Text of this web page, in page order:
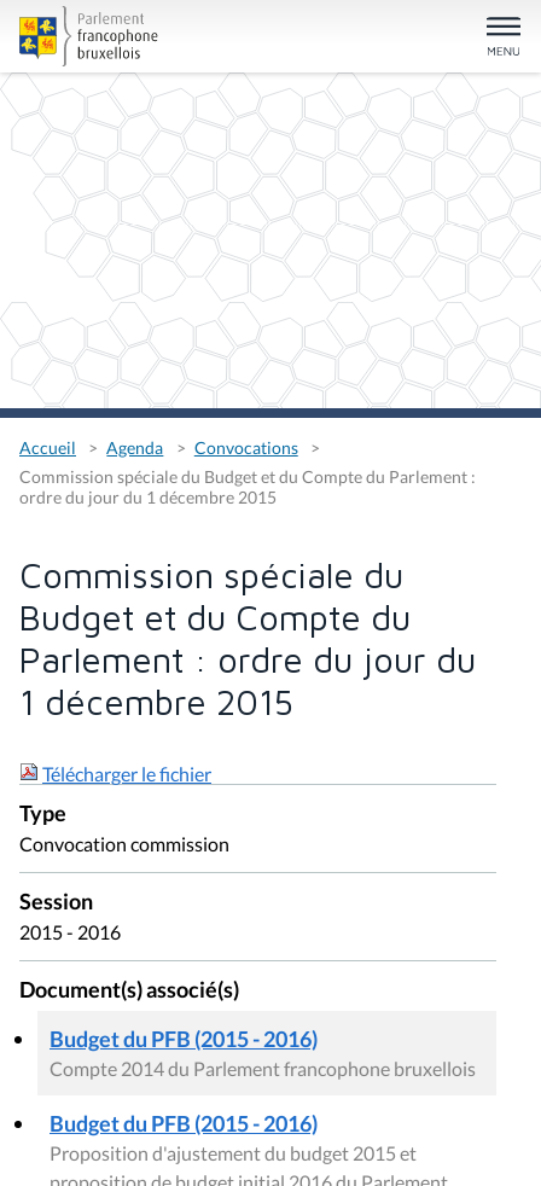
Accueil Agenda
Convocations
Commission spéciale du Budget et du Compte du Parlement :
ordre du jour du 1 décembre 2015
Commission spéciale du
Budget et du Compte du
Parlement : ordre du jour du
1 décembre 2015
Télécharger le fichier
Type
Convocation commission
Session
2015 - 2016
Document(s) associé(s)
Budget du PFB (2015 - 2016)
Compte 2014 du Parlement francophone bruxellois
Budget du PFB (2015 - 2016)
Proposition d'ajustement du budget 2015 et